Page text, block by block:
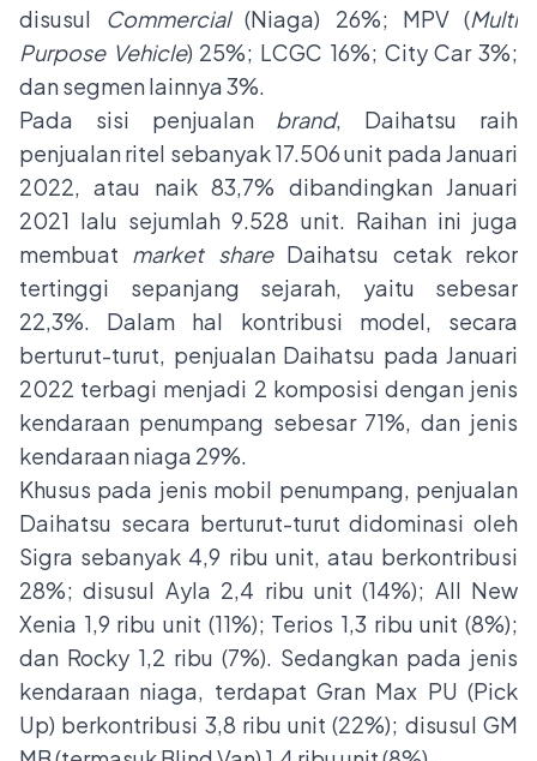
disusul Commercial(Niaga) 26%; MPV (Multi
Purpose Vehicle) 25%; LCGC 16%; City Car 3%;
dan segmen lainnya 3%.
Pada sisi penjualan brand, Daihatsu raih
penjualan ritel sebanyak 17.506 unit pada Januari
2022, atau naik 83,7% dibandingkan Januari
2021 lalu sejumlah 9.528 unit. Raihan ini juga
membuat market shareDaihatsu cetak rekor
tertinggi sepanjang sejarah, yaitu sebesar
22,3%. Dalam hal kontribusi model, secara
berturut-turut, penjualan Daihatsu pada Januari
2022 terbagi menjadi 2 komposisi dengan jenis
kendaraan penumpang sebesar 71%, dan jenis
kendaraan niaga 29%.
Khusus pada jenis mobil penumpang, penjualan
Daihatsu secara berturut-turut didominasi oleh
Sigra sebanyak 4,9 ribu unit, atau berkontribusi
28%; disusul Ayla 2,4 ribu unit (14%); All New
Xenia 1,9 ribu unit (11%); Terios 1,3 ribu unit (8%);
dan Rocky 1,2 ribu (7%). Sedangkan pada jenis
kendaraan niaga, terdapat Gran Max PU (Pick
Up) berkontribusi 3,8 ribu unit (22%); disusul GM